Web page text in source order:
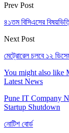
Prev Post
৪১তম বিসিএসের
Next Post
মেট্রোরেল চলবে ১২
You might also like
Latest News
Pune IT Company
Startup Shutdown
নোটিশ বোর্ড